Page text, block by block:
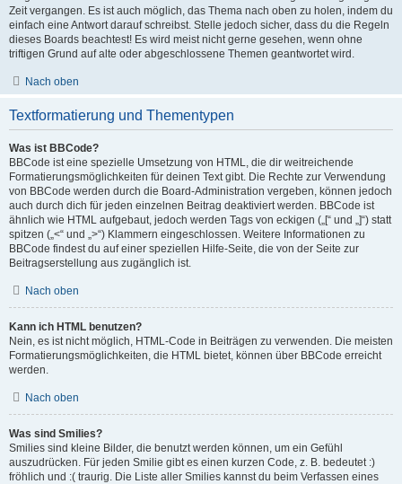
Zeit vergangen. Es ist auch möglich, das Thema nach oben zu holen, indem du
einfach eine Antwort darauf schreibst. Stelle jedoch sicher, dass du die Regeln
dieses Boards beachtest! Es wird meist nicht gerne gesehen, wenn ohne
triftigen Grund auf alte oder abgeschlossene Themen geantwortet wird.
Nach oben
Textformatierung und Thementypen
Was ist BBCode?
BBCode ist eine spezielle Umsetzung von HTML, die dir weitreichende
Formatierungsmöglichkeiten für deinen Text gibt. Die Rechte zur Verwendung
von BBCode werden durch die Board-Administration vergeben, können jedoch
auch durch dich für jeden einzelnen Beitrag deaktiviert werden. BBCode ist
ähnlich wie HTML aufgebaut, jedoch werden Tags von eckigen („[“ und „]“) statt
spitzen („<“ und „>“) Klammern eingeschlossen. Weitere Informationen zu
BBCode findest du auf einer speziellen Hilfe-Seite, die von der Seite zur
Beitragserstellung aus zugänglich ist.
Nach oben
Kann ich HTML benutzen?
Nein, es ist nicht möglich, HTML-Code in Beiträgen zu verwenden. Die meisten
Formatierungsmöglichkeiten, die HTML bietet, können über BBCode erreicht
werden.
Nach oben
Was sind Smilies?
Smilies sind kleine Bilder, die benutzt werden können, um ein Gefühl
auszudrücken. Für jeden Smilie gibt es einen kurzen Code, z. B. bedeutet :)
fröhlich und :( traurig. Die Liste aller Smilies kannst du beim Verfassen eines